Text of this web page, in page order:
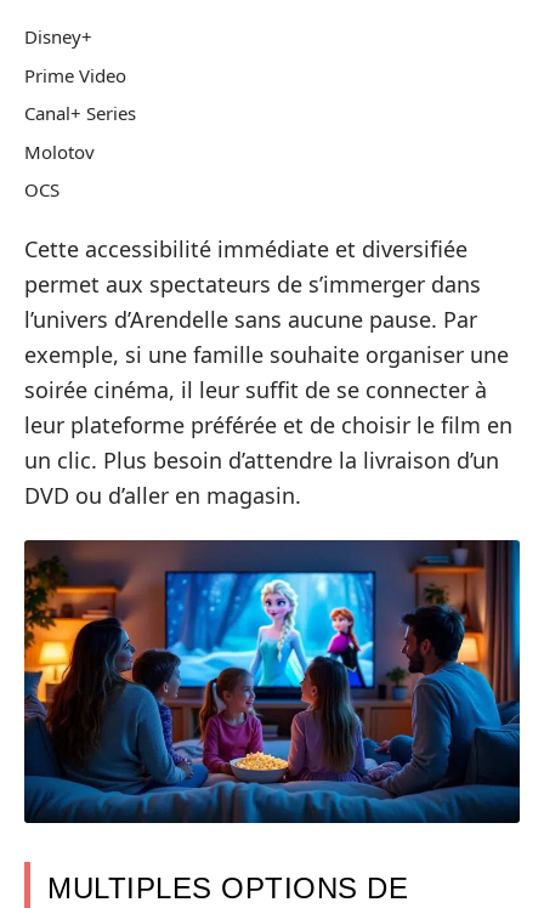
Disney+
Prime Video
Canal+ Series
Molotov
OCS
Cette accessibilité immédiate et diversifiée
permet aux spectateurs de s’immerger dans
l’univers d’Arendelle sans aucune pause. Par
exemple, si une famille souhaite organiser une
soirée cinéma, il leur suffit de se connecter à
leur plateforme préférée et de choisir le film en
un clic. Plus besoin d’attendre la livraison d’un
DVD ou d’aller en magasin.
MULTIPLES OPTIONS DE